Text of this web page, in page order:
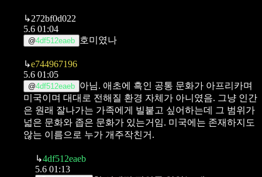
↳272bf0d022
5.6 01:04
@4df512eaeb 호미였나
↳e744967196
5.6 01:05
@4df512eaeb 아님. 애초에 흑인 공통 문화가 아프리카며
미국이며 대대로 전해질 환경 자체가 아니였음. 그냥 인간
은 원래 잘나가는 가족에게 빌붙고 싶어하는데
그 범위가
넓은 문화와 좁은 문화가 있는거임. 미국에는 존재하지도
않는 이름으로 누가 개주작친거.
↳4df512eaeb
5.6 01:13